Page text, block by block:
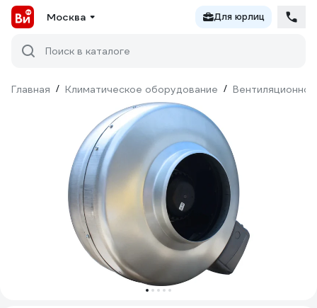
Москва Для юрлиц
Поиск в каталоге
Главная / Климатическое оборудование /